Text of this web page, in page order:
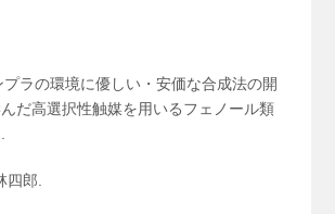
ラの環境に優しい・安価な合成法の開
だ高選択性触媒を用いるフェノール類
郎.